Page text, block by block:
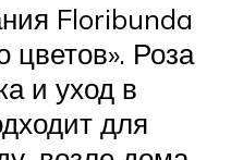
Floribunda
цветов». Роза
и уход в
для